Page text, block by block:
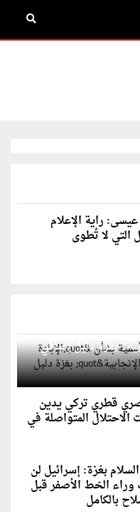
عيسى: راية الإعلام
التي لا تُطوى
بشأن "الإبادة
بغزة دليل إضافي
قطري تركي يدين
الاحتلال المتواصلة في
بغزة: إسرائيل لن
الخط الأصفر قبل
بالكامل